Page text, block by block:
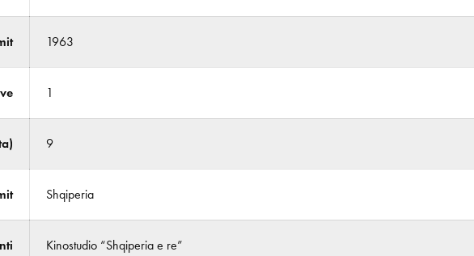
1963
1
9
Shqiperia
Kinostudio “Shqiperia e re”